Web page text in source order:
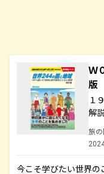
Ｗ
版
１
解
旅
今こそ学びたい世界の